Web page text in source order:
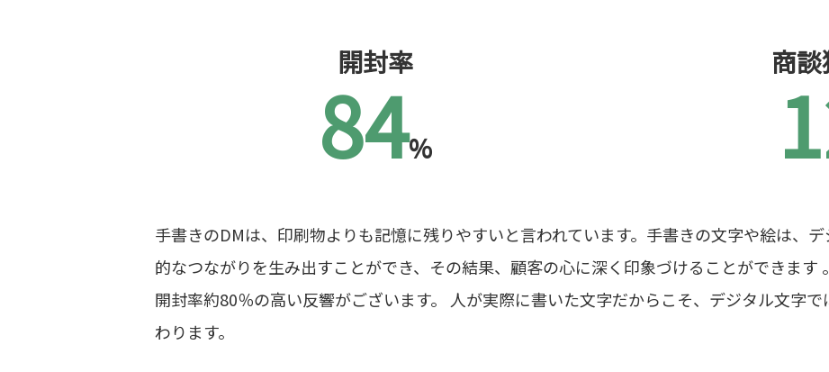
開封率
84%
商
手書きのDMは、印刷物よりも記憶に残りやすいと言われています。手書きの文字や絵は、
的なつながりを生み出すことができ、その結果、顧客の心に深く印象づけることができます
開封率約80％の高い反響がございます。 人が実際に書いた文字だからこそ、デジタル文字
わります。